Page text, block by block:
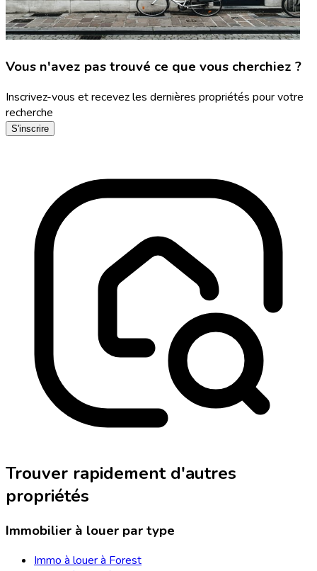
Vous n'avez pas trouvé ce que vous cherchiez ?
Inscrivez-vous et recevez les dernières propriétés pour votre
recherche
S'inscrire
Trouver rapidement d'autres
propriétés
Immobilier à louer par type
Immo à louer à Forest